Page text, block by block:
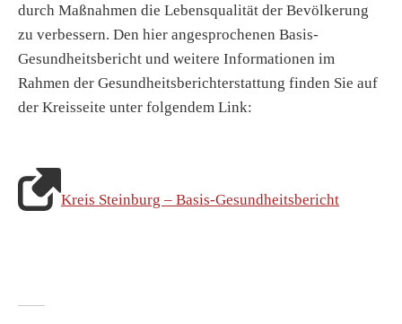
durch Maßnahmen die Lebensqualität der Bevölkerung
zu verbessern. Den hier angesprochenen Basis-
Gesundheitsbericht und weitere Informationen im
Rahmen der Gesundheitsberichterstattung finden Sie auf
der Kreisseite unter folgendem Link:
Kreis Steinburg – Basis-Gesundheitsbericht